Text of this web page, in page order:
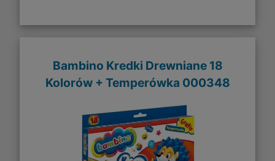
Bambino Kredki Drewniane 18
Kolorów + Temperówka 000348